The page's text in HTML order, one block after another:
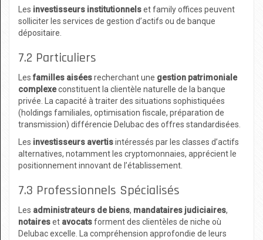
Les investisseurs institutionnelset family offices peuvent
solliciter les services de gestion d’actifs ou de banque
dépositaire.
7.2 Particuliers
Les familles aiséesrecherchant une gestion patrimoniale
complexeconstituent la clientèle naturelle de la banque
privée. La capacité à traiter des situations sophistiquées
(holdings familiales, optimisation fiscale, préparation de
transmission) différencie Delubac des offres standardisées.
Les investisseurs avertisintéressés par les classes d’actifs
alternatives, notamment les cryptomonnaies, apprécient le
positionnement innovant de l’établissement.
7.3 Professionnels Spécialisés
Les administrateurs de biens, mandataires judiciaires,
notaireset avocatsforment des clientèles de niche où
Delubac excelle. La compréhension approfondie de leurs